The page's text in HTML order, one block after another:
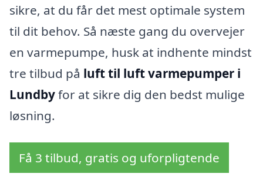
sikre, at du får det mest optimale system
til dit behov. Så næste gang du overvejer
en varmepumpe, husk at indhente mindst
tre tilbud på luft til luft varmepumper i
Lundbyfor at sikre dig den bedst mulige
løsning.
Få 3 tilbud, gratis og uforpligtende